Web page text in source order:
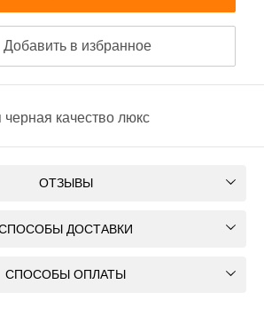
Добавить в избранное
качество люкс
ОТЗЫВЫ
ДОСТАВКИ
СПОСОБЫ ОПЛАТЫ